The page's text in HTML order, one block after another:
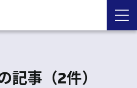
記事 （2件）